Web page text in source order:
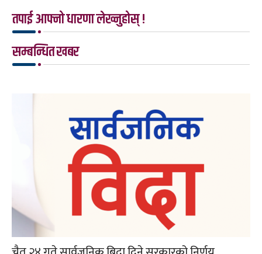
तपाई आफ्नो धारणा लेख्नुहोस् !
सम्बन्धित खबर